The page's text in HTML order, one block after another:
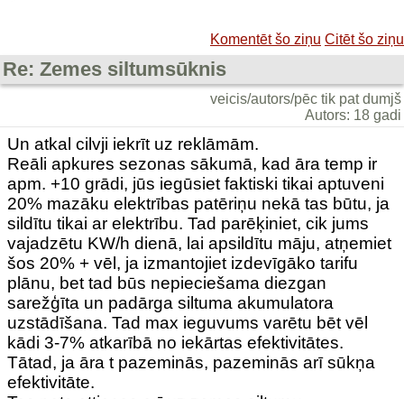
Komentēt šo ziņu Citēt šo ziņu
Re: Zemes siltumsūknis
veicis/autors/pēc tik pat dumjš
Autors: 18 gadi
Un atkal cilvji iekrīt uz reklāmām.
Reāli apkures sezonas sākumā, kad āra temp ir
apm. +10 grādi, jūs iegūsiet faktiski tikai aptuveni
20% mazāku elektrības patēriņu nekā tas būtu, ja
sildītu tikai ar elektrību. Tad parēķiniet, cik jums
vajadzētu KW/h dienā, lai apsildītu māju, atņemiet
šos 20% + vēl, ja izmantojiet izdevīgāko tarifu
plānu, bet tad būs nepieciešama diezgan
sarežģīta un padārga siltuma akumulatora
uzstādīšana. Tad max ieguvums varētu bēt vēl
kādi 3-7% atkarībā no iekārtas efektivitātes.
Tātad, ja āra t pazeminās, pazeminās arī sūkņa
efektivitāte.